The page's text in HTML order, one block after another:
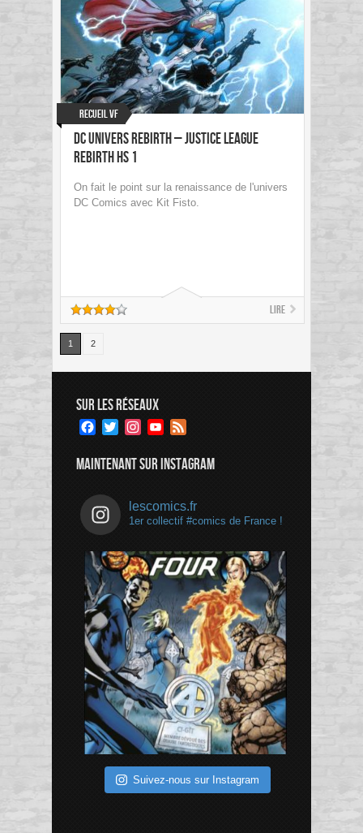
Recueil VF
DC Univers Rebirth – Justice League
Rebirth HS 1
On fait le point sur la renaissance de l'univers
DC Comics avec Kit Fisto.
Lire
1 2
SUR LES RÉSEAUX
Facebook
TwitterInstagramYouTube
MAINTENANT SUR INSTAGRAM
lescomics.fr
1er collectif #comics de France !
Suivez-nous sur Instagram